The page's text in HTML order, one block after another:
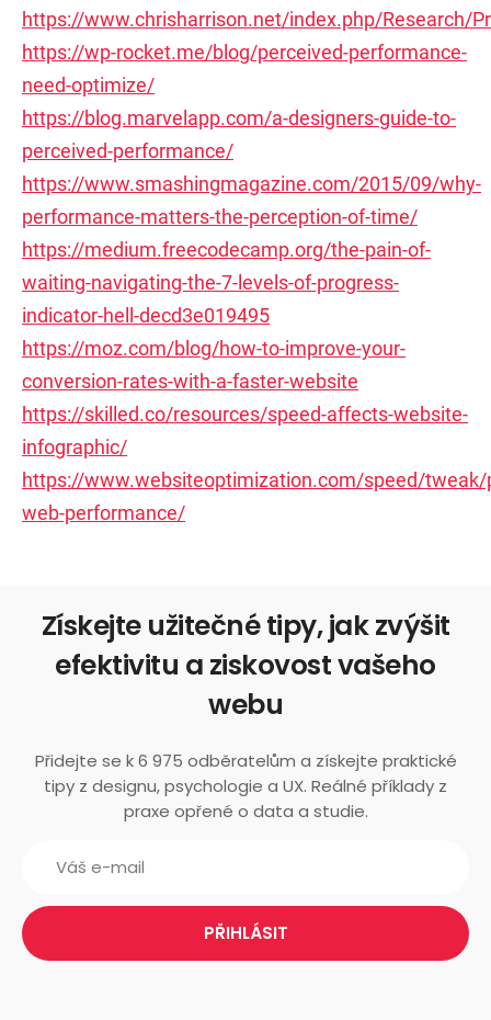
https://www.chrisharrison.net/index.php/Research/
https://wp-rocket.me/blog/perceived-performance-
need-optimize/
https://blog.marvelapp.com/a-designers-guide-to-
perceived-performance/
https://www.smashingmagazine.com/2015/09/why-
performance-matters-the-perception-of-time/
https://medium.freecodecamp.org/the-pain-of-
waiting-navigating-the-7-levels-of-progress-
indicator-hell-decd3e019495
https://moz.com/blog/how-to-improve-your-
conversion-rates-with-a-faster-website
https://skilled.co/resources/speed-affects-website-
infographic/
https://www.websiteoptimization.com/speed/tweak/
web-performance/
Získejte užitečné tipy, jak zvýšit
efektivitu a ziskovost vašeho
webu
Přidejte se k 6 975 odběratelům a získejte praktické
tipy z designu, psychologie a UX. Reálné příklady z
praxe opřené o data a studie.